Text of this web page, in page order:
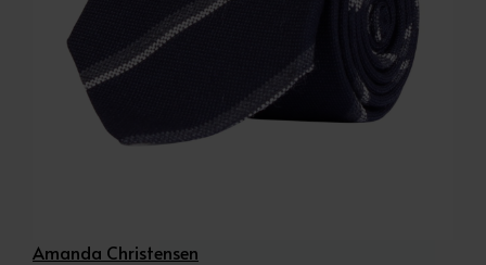
Amanda Christensen